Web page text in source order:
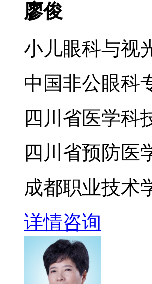
廖俊
小儿眼科与视
中国非公眼科
四川省医学科
四川省预防医
成都职业技术
详情咨询